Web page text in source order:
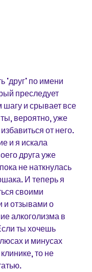
'друг' по имени
преследует
шагу и срывает все
вероятно, уже
от него.
и я искала
друга уже
не наткнулась
И теперь я
своими
и отзывами о
алкоголизма в
ты хочешь
и минусах
то не